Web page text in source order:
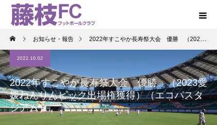
お知らせ・報告 2022年すこやか長寿祭大会 優勝 （2023愛媛ねんりんピック出場権獲得）（エコパスタジアム）
2022.10.02
2022年すこやか長寿祭大会 優勝 （2023愛
媛ねんりんピック出場権獲得）（エコパスタ
ジアム）